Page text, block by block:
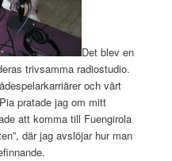
Det blev en
trivsamma radiostudio.
och vårt
pratade jag om mitt
att komma till Fuengirola
där jag avslöjar hur man